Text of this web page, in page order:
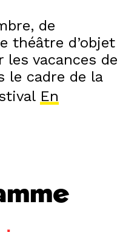
de
théâtre d’objet
vacances de
le cadre de la
En